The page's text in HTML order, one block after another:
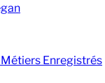
Enregistrés